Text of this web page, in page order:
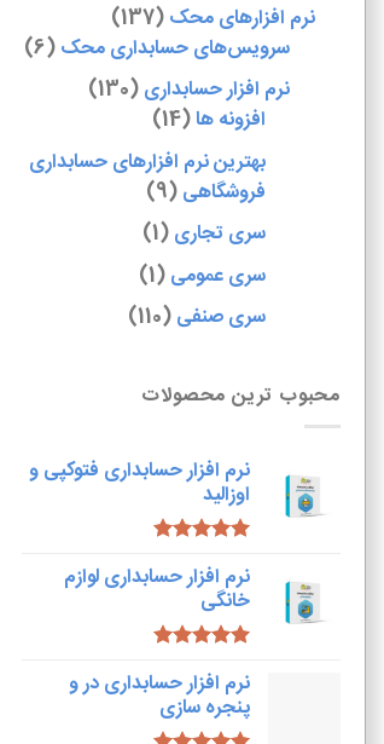
نرم افزارهای محک 137
سرویس‌های حسابداری محک 6
نرم افزار حسابداری 130
افزونه ها 14
بهترین نرم افزارهای حسابداری
فروشگاهی 9
سری تجاری 1
سری عمومی 1
سری صنفی 110
محبوب ترین محصولات
نرم افزار حسابداری فتوکپی و
اوزالید
از 5
نرم افزار حسابداری لوازم
خانگی
از 5
نرم افزار حسابداری در و
پنجره سازی